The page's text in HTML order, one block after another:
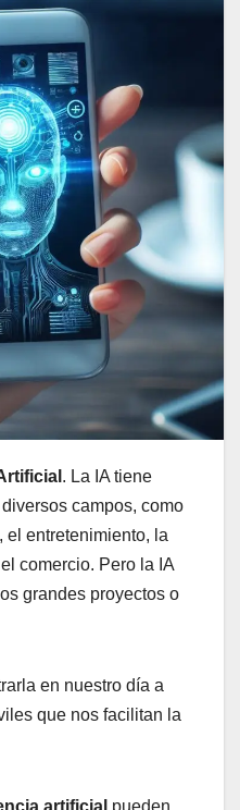
. La IA tiene
campos, como
el entretenimiento, la
comercio. Pero la IA
grandes proyectos o
en nuestro día a
que nos facilitan la